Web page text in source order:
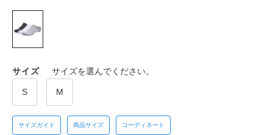
サイズ サイズを選んでください。
S M
サイズガイド 商品サイズ コーディネート